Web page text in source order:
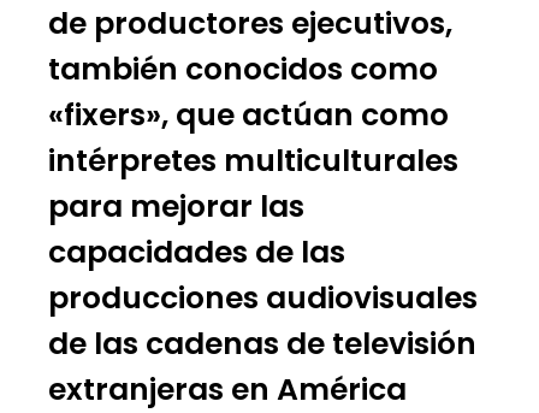
de productores ejecutivos,
también conocidos como
«fixers», que actúan como
intérpretes multiculturales
para mejorar las
capacidades de las
producciones audiovisuales
de las cadenas de televisión
extranjeras en América